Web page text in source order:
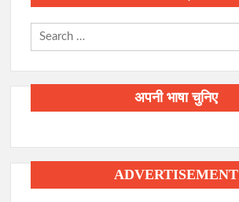
अपनी भाषा चुनिए
ADVERTISEMENT